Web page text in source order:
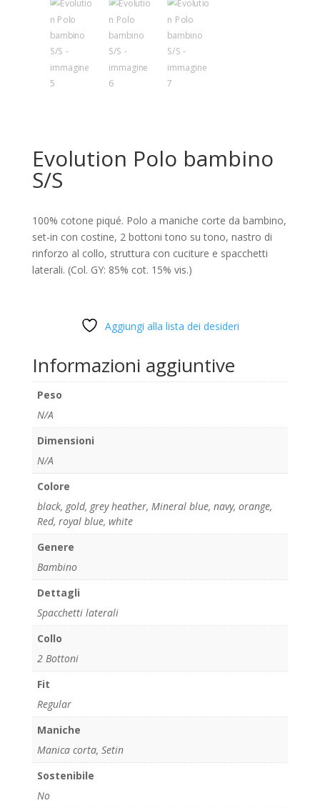
Evolution Polo bambino
S/S
100% cotone piqué. Polo a maniche corte da bambino,
set-in con costine, 2 bottoni tono su tono, nastro di
rinforzo al collo, struttura con cuciture e spacchetti
laterali. (Col. GY: 85% cot. 15% vis.)
Aggiungi alla lista dei desideri
Informazioni aggiuntive
Peso
N/A
Dimensioni
N/A
Colore
black, gold, grey heather, Mineral blue, navy, orange,
Red, royal blue, white
Genere
Bambino
Dettagli
Spacchetti laterali
Collo
2 Bottoni
Fit
Regular
Maniche
Manica corta, Setin
Sostenibile
No